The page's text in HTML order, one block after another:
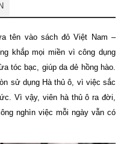
tên vào sách đỏ Việt Nam –
khắp mọi miền vì công dụng
tóc bạc, giúp da dẻ hồng hào.
sử dụng Hà thủ ô, vì việc sắc
Vì vậy, viên hà thủ ô ra đời,
nghìn việc mỗi ngày vẫn có